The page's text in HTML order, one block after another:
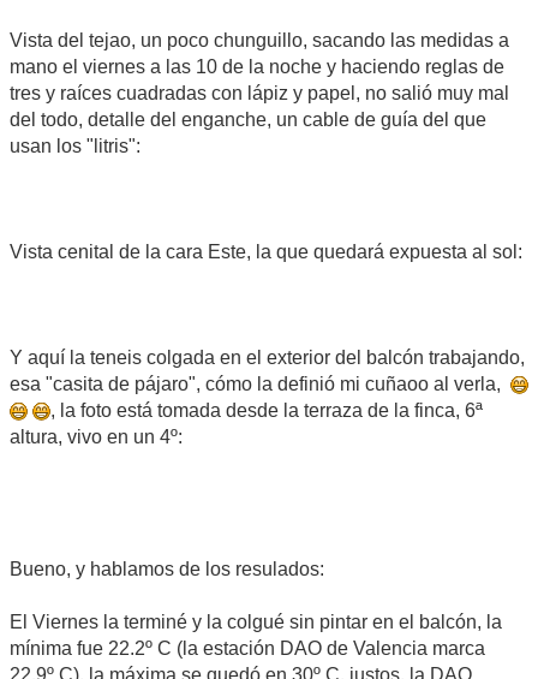
Vista del tejao, un poco chunguillo, sacando las medidas a
mano el viernes a las 10 de la noche y haciendo reglas de
tres y raíces cuadradas con lápiz y papel, no salió muy mal
del todo, detalle del enganche, un cable de guía del que
usan los "litris":
Vista cenital de la cara Este, la que quedará expuesta al sol:
Y aquí la teneis colgada en el exterior del balcón trabajando,
esa "casita de pájaro", cómo la definió mi cuñaoo al verla,
, la foto está tomada desde la terraza de la finca, 6ª
altura, vivo en un 4º:
Bueno, y hablamos de los resulados:
El Viernes la terminé y la colgué sin pintar en el balcón, la
mínima fue 22.2º C (la estación DAO de Valencia marca
22.9º C), la máxima se quedó en 30º C, justos, la DAO